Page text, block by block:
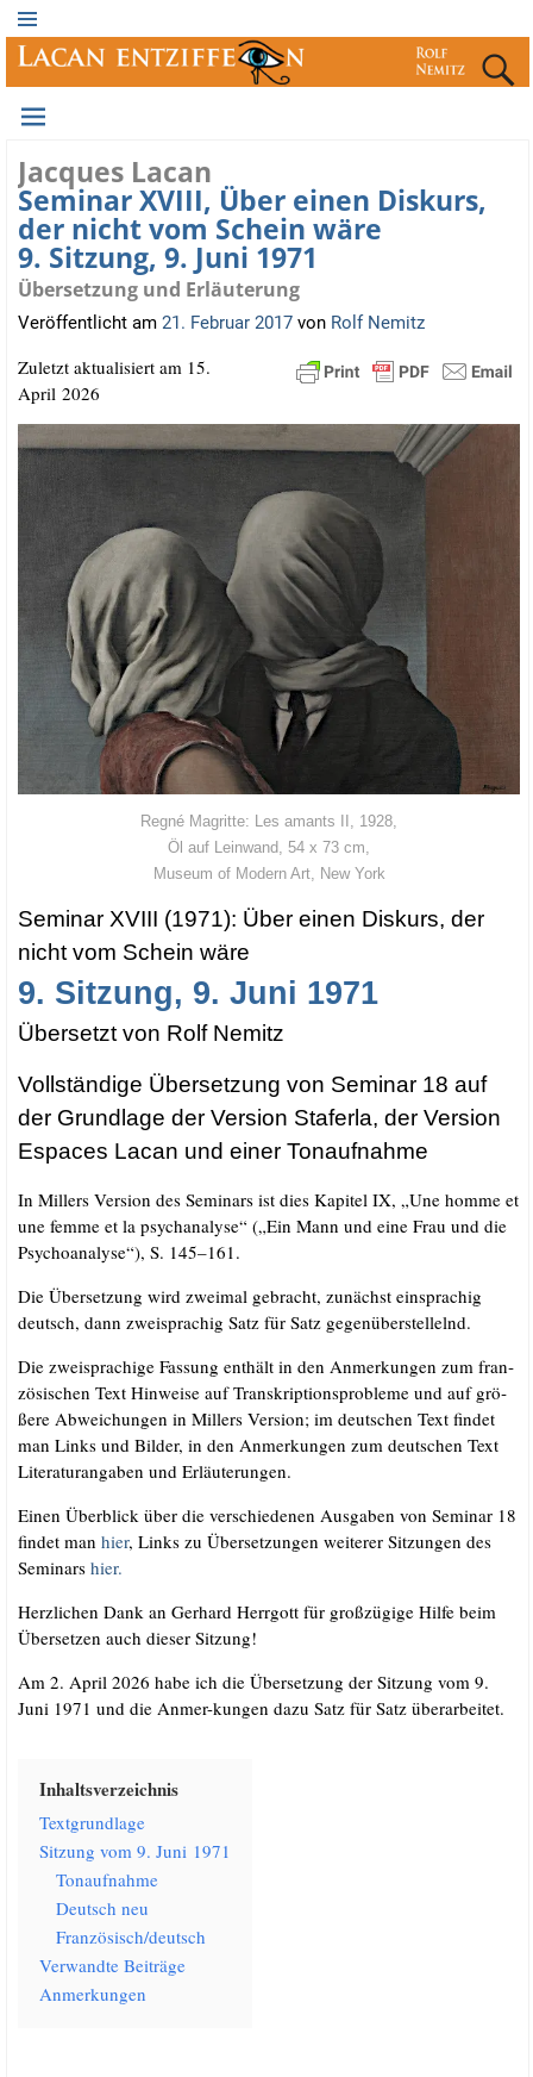
Jacques Lacan
Seminar XVIII, Über einen Diskurs,
der nicht vom Schein wäre
9. Sitzung, 9. Juni 1971
Übersetzung und Erläuterung
Veröffentlicht am 21. Februar 2017 von Rolf Nemitz
Zuletzt aktua­li­siert am 15.
April 2026
Reg­né Magrit­te: Les amants II, 1928,
Öl auf Lein­wand, 54 x 73 cm,
Muse­um of Modern Art, New York
Semi­nar XVIII (1971): Über einen Dis­kurs, der
nicht vom Schein wäre
9. Sit­zung, 9. Juni 1971
Über­setzt von Rolf Nemitz
Voll­stän­di­ge Über­set­zung von Semi­nar 18 auf
der Grund­la­ge der Ver­si­on Sta­fer­la, der Ver­si­on
Espaces Lacan und einer Tonaufnahme
In Mil­lers Ver­si­on des Semi­nars ist dies Kapi­tel IX, „Une hom­me et
une femme et la psy­ch­ana­ly­se“ („Ein Mann und eine Frau und die
Psy­cho­ana­ly­se“), S. 145–161.
Die Über­set­zung wird zwei­mal gebracht, zunächst ein­spra­chig
deutsch, dann zwei­spra­chig Satz für Satz gegenüberstellelnd.
Die zwei­spra­chi­ge Fas­sung ent­hält in den Anmer­kun­gen zum fran­
zö­si­schen Text Hin­wei­se auf Tran­skrip­ti­ons­pro­ble­me und auf grö­
ße­re Abwei­chun­gen in Mil­lers Ver­si­on; im deut­schen Text fin­det
man Links und Bil­der, in den Anmer­kun­gen zum deut­schen Text
Lite­ra­tur­an­ga­ben und Erläuterungen.
Einen Über­blick über die ver­schie­de­nen Aus­ga­ben von Semi­nar 18
fin­det man hier, Links zu Über­set­zun­gen wei­te­rer Sit­zun­gen des
Semi­nars hier.
Herz­li­chen Dank an Ger­hard Herr­gott für groß­zü­gi­ge Hil­fe beim
Über­set­zen auch die­ser Sitzung!
Am 2. April 2026 habe ich die Über­set­zung der Sit­zung vom 9.
Juni 1971 und die Anmer-kun­gen dazu Satz für Satz überarbeitet.
Inhalts­ver­zeich­nis
Text­grund­la­ge
Sit­zung vom 9. Juni 1971
Ton­auf­nah­me
Deutsch neu
Französisch/​deutsch
Ver­wand­te Beiträge
Anmer­kun­gen